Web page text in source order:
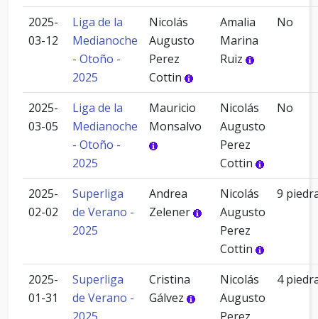
2025-
03-12
Liga de la
Medianoche
- Otoño -
2025
Nicolás
Augusto
Perez
Cottin
Amalia
Marina
Ruiz
No
2025-
03-05
Liga de la
Medianoche
- Otoño -
2025
Mauricio
Monsalvo
Nicolás
Augusto
Perez
Cottin
No
2025-
02-02
Superliga
de Verano -
2025
Andrea
Zelener
Nicolás
Augusto
Perez
Cottin
9
2025-
01-31
Superliga
de Verano -
Cristina
Gálvez
Nicolás
Augusto
4